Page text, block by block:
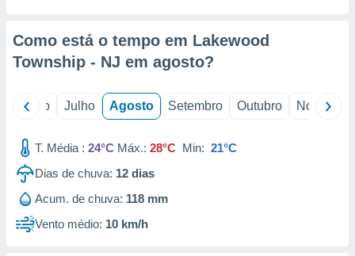
estudos
de
1199
Como está o tempo em Lakewood
Township - NJ em agosto?
Junho Julho Agosto Setembro Outubro Novembro
T. Média : 24°C Máx.: 28°C Min: 21°C
Dias de chuva: 12 dias
Acum. de chuva: 118 mm
Vento médio: 10 km/h